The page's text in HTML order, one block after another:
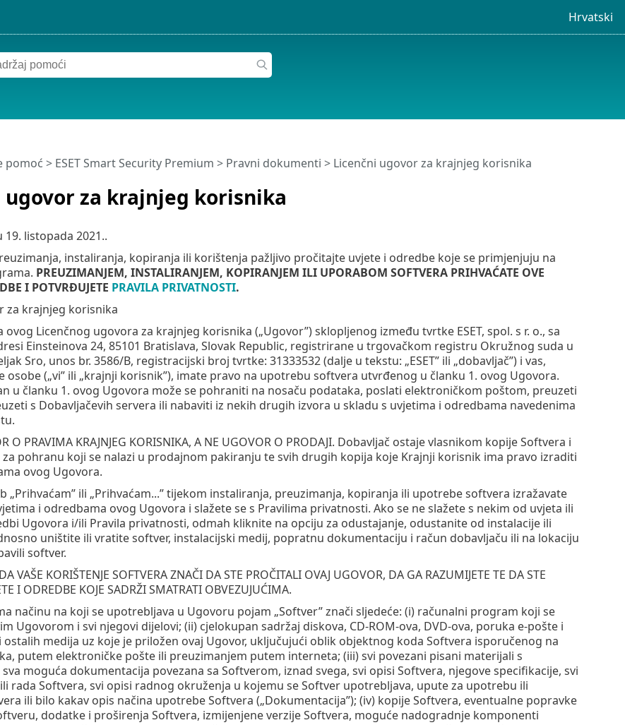
Hrvatski
ugovor za krajnjeg korisnika
pomoć > ESET Smart Security Premium > Pravni dokumenti > Licenčni ugovor za krajnjeg korisnika
19. listopada 2021..
instaliranja, kopiranja ili korištenja pažljivo pročitajte uvjete i odredbe koje se primjenjuju na
PREUZIMANJEM, INSTALIRANJEM, KOPIRANJEM ILI UPORABOM SOFTVERA PRIHVAĆATE OVE
I POTVRĐUJETE PRAVILA PRIVATNOSTI.
za krajnjeg korisnika
ovog Licenčnog ugovora za krajnjeg korisnika („Ugovor”) sklopljenog između tvrtke ESET, spol. s r. o., sa
Einsteinova 24, 85101 Bratislava, Slovak Republic, registrirane u trgovačkom registru Okružnog suda u
Sro, unos br. 3586/B, registracijski broj tvrtke: 31333532 (dalje u tekstu: „ESET” ili „dobavljač”) i vas,
osobe („vi” ili „krajnji korisnik”), imate pravo na upotrebu softvera utvrđenog u članku 1. ovog Ugovora.
u članku 1. ovog Ugovora može se pohraniti na nosaču podataka, poslati elektroničkom poštom, preuzeti
s Dobavljačevih servera ili nabaviti iz nekih drugih izvora u skladu s uvjetima i odredbama navedenima
O PRAVIMA KRAJNJEG KORISNIKA, A NE UGOVOR O PRODAJI. Dobavljač ostaje vlasnikom kopije Softvera i
pohranu koji se nalazi u prodajnom pakiranju te svih drugih kopija koje Krajnji korisnik ima pravo izraditi
ovog Ugovora.
„Prihvaćam” ili „Prihvaćam...” tijekom instaliranja, preuzimanja, kopiranja ili upotrebe softvera izražavate
i odredbama ovog Ugovora i slažete se s Pravilima privatnosti. Ako se ne slažete s nekim od uvjeta ili
Ugovora i/ili Pravila privatnosti, odmah kliknite na opciju za odustajanje, odustanite od instalacije ili
uništite ili vratite softver, instalacijski medij, popratnu dokumentaciju i račun dobavljaču ili na lokaciju
softver.
VAŠE KORIŠTENJE SOFTVERA ZNAČI DA STE PROČITALI OVAJ UGOVOR, DA GA RAZUMIJETE TE DA STE
I ODREDBE KOJE SADRŽI SMATRATI OBVEZUJUĆIMA.
načinu na koji se upotrebljava u Ugovoru pojam „Softver” znači sljedeće: (i) računalni program koji se
Ugovorom i svi njegovi dijelovi; (ii) cjelokupan sadržaj diskova, CD-ROM-ova, DVD-ova, poruka e-pošte i
medija uz koje je priložen ovaj Ugovor, uključujući oblik objektnog koda Softvera isporučenog na
putem elektroničke pošte ili preuzimanjem putem interneta; (iii) svi povezani pisani materijali s
moguća dokumentacija povezana sa Softverom, iznad svega, svi opisi Softvera, njegove specifikacije, svi
rada Softvera, svi opisi radnog okruženja u kojemu se Softver upotrebljava, upute za upotrebu ili
ili bilo kakav opis načina upotrebe Softvera („Dokumentacija”); (iv) kopije Softvera, eventualne popravke
dodatke i proširenja Softvera, izmijenjene verzije Softvera, moguće nadogradnje komponenti